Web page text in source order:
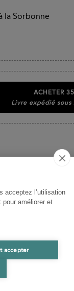
acceptez l’utilisation
améliorer et
accepter
la Sorbonne
ACHETER
Livre expédié sous